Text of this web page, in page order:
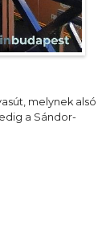
melynek alsó
a Sándor-